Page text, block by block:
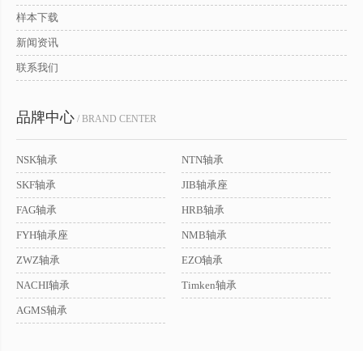
样本下载
新闻资讯
联系我们
品牌中心 / BRAND CENTER
NSK轴承 NTN轴承
SKF轴承 JIB轴承座
FAG轴承 HRB轴承
FYH轴承座 NMB轴承
ZWZ轴承 EZO轴承
NACHI轴承 Timken轴承
AGMS轴承